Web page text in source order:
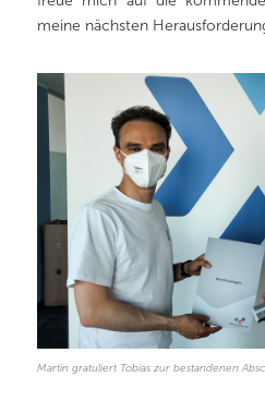
meine nächsten
Martin gratuliert Tobias zur bestandenen